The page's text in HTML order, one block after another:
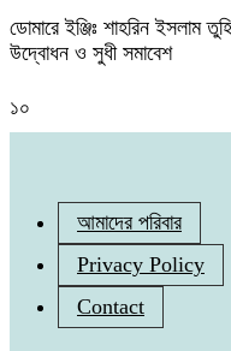
ডোমারে ইঞ্জিঃ শাহরিন ইসলাম
উদ্বোধন ও সুধী সমাবেশ
১০
আমাদের পরিবার
Privacy Policy
Contact